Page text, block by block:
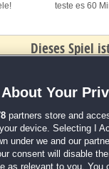
teste es 60
Dieses Spiel
About Your
partners store and
device. Selecting I
under we and our
consent will disable
as relevant to you. You